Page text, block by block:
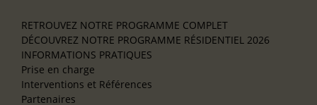
RETROUVEZ NOTRE PROGRAMME COMPLET
DÉCOUVREZ NOTRE PROGRAMME RÉSIDENTIEL 2026
INFORMATIONS PRATIQUES
Prise en charge
Interventions et Références
Partenaires